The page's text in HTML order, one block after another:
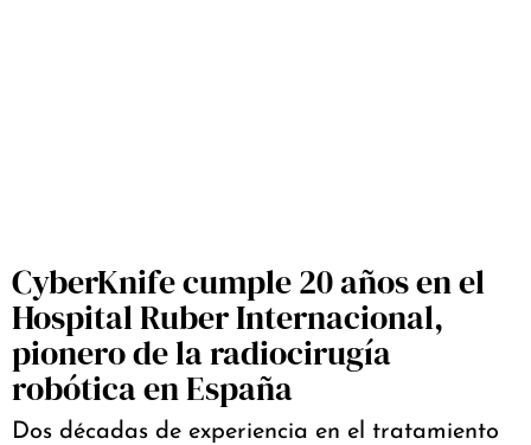
CyberKnife cumple 20 años en el
Hospital Ruber Internacional,
pionero de la radiocirugía
robótica en España
Dos décadas de experiencia en el tratamiento